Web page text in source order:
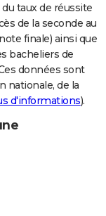
taux de réussite
de la seconde au
finale) ainsi que
bacheliers de
données sont
nationale, de la
d'informations).